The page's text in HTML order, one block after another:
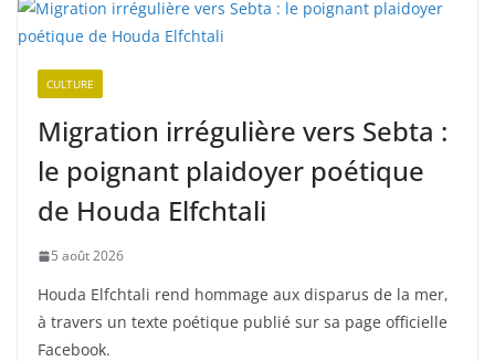
CULTURE
Migration irrégulière vers Sebta :
le poignant plaidoyer poétique
de Houda Elfchtali
5 août 2026
Houda Elfchtali rend hommage aux disparus de la mer,
à travers un texte poétique publié sur sa page officielle
Facebook.